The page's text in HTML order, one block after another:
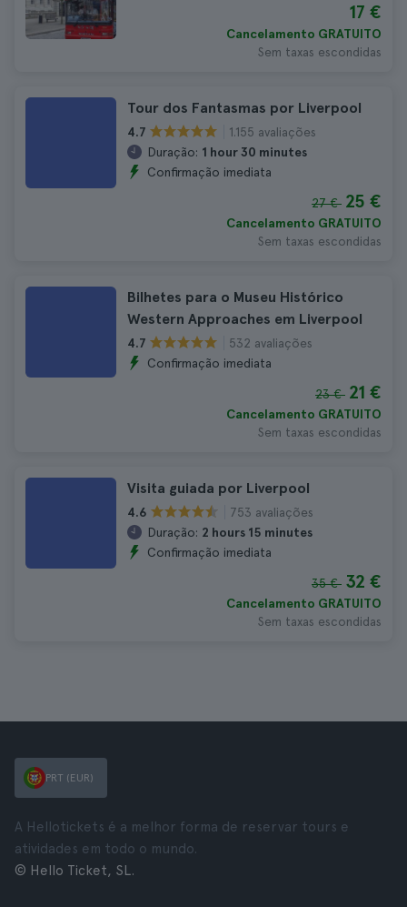
17 €
Cancelamento GRATUITO
Sem taxas escondidas
Tour dos Fantasmas por Liverpool
4.7
1.155 avaliações
Duração: 1 hour 30 minutes
Confirmação imediata
27 € 25 €
Cancelamento GRATUITO
Sem taxas escondidas
Bilhetes para o Museu Histórico
Western Approaches em Liverpool
4.7
532 avaliações
Confirmação imediata
23 € 21 €
Cancelamento GRATUITO
Sem taxas escondidas
Visita guiada por Liverpool
4.6
753 avaliações
Duração: 2 hours 15 minutes
Confirmação imediata
35 € 32 €
Cancelamento GRATUITO
Sem taxas escondidas
PRT (EUR)
A Hellotickets é a melhor forma de reservar tours e
atividades em todo o mundo.
© Hello Ticket, SL.